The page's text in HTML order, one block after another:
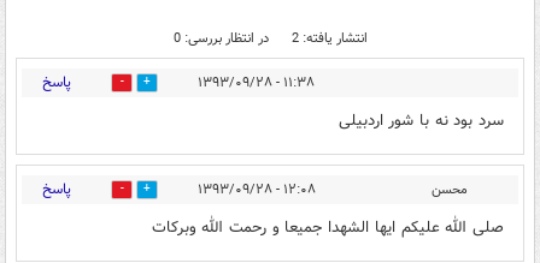
انتشار یافته: 2 در انتظار بررسی: 0
۱۱:۳۸ - ۱۳۹۳/۰۹/۲۸ 0 پاسخ
سرد بود نه با شور اردبیلی
محسن ۱۲:۰۸ - ۱۳۹۳/۰۹/۲۸ 0 پاسخ
صلی الله علیکم ایها الشهدا جمیعا و رحمت الله وبرکات